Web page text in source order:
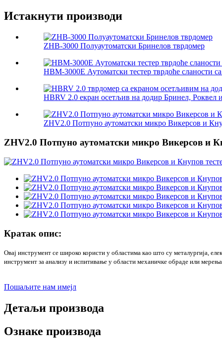
Истакнути производи
ZHB-3000 Полуаутоматски Бринелов тврдомер
HBM-3000E Аутоматски тестер тврдоће сланости
HBRV 2.0 екран осетљив на додир Бринел, Роквел
ZHV2.0 Потпуно аутоматски микро Викерсов и
ZHV2.0 Потпуно аутоматски микро Викерсов и
Кратак опис:
Овај инструмент се широко користи у областима као што су металургија,
инструмент за анализу и испитивање у области механичке обраде или
Пошаљите нам имејл
Детаљи производа
Ознаке производа